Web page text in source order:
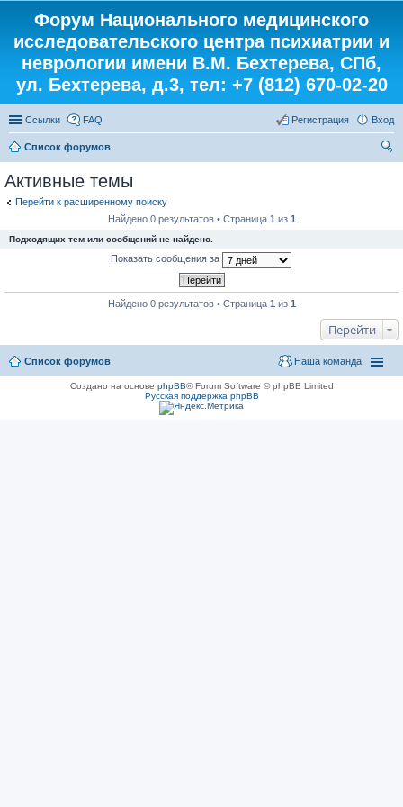
Форум Национального медицинского
исследовательского центра психиатрии и
неврологии имени В.М. Бехтерева, СПб,
ул. Бехтерева, д.3, тел: +7 (812) 670-02-20
Ссылки FAQ Вход
Регистрация
Список форумов
Активные темы
Перейти к расширенному поиску
Найдено 0 результатов • Страница 1 из 1
Подходящих тем или сообщений не найдено.
Показать сообщения за
Найдено 0 результатов • Страница 1 из 1
Перейти
Список форумов Наша команда
Создано на основе phpBB® Forum Software © phpBB Limited
Русская поддержка phpBB